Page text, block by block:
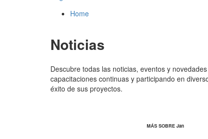
Home
Noticias
Descubre todas las noticias, eventos y
capacitaciones continuas y participando en
éxito de sus proyectos.
MÁS SOBRE Jan